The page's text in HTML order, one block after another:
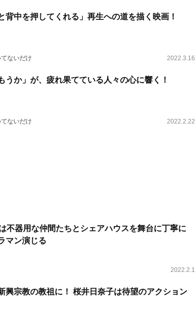
背中を押してくれる」再生への道を描く映画！
ないだけ 2022.3.16
うか」が、疲れ果てている人々の心に響く！
ないだけ 2022.2.22
不器用な仲間たちとシェアハウスを舞台に丁寧に
マン演じる
2022.2.1
興宗教の教祖に！ 桜井日奈子は待望のアクション